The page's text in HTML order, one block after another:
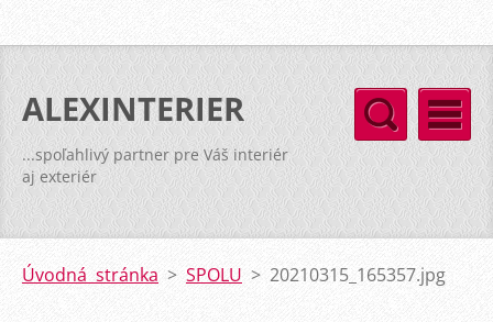
ALEXINTERIER
...spoľahlivý partner pre Váš interiér
aj exteriér
Úvodná stránka > SPOLU > 20210315_165357.jpg